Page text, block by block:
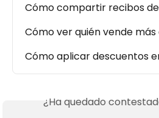
Cómo compartir recibos
Cómo ver quién vende
Cómo aplicar descuentos
¿Ha quedado